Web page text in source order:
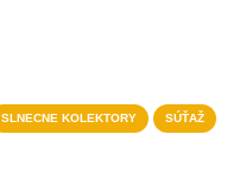
SLNECNE KOLEKTORY SÚŤAŽ